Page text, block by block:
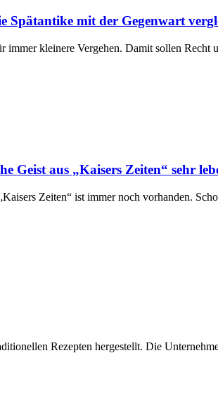
mit der Gegenwart
kleinere Vergehen. Damit sollen Recht
Geist aus „Kaisers Zeiten“ sehr
Zeiten“ ist immer noch vorhanden.
Rezepten hergestellt. Die